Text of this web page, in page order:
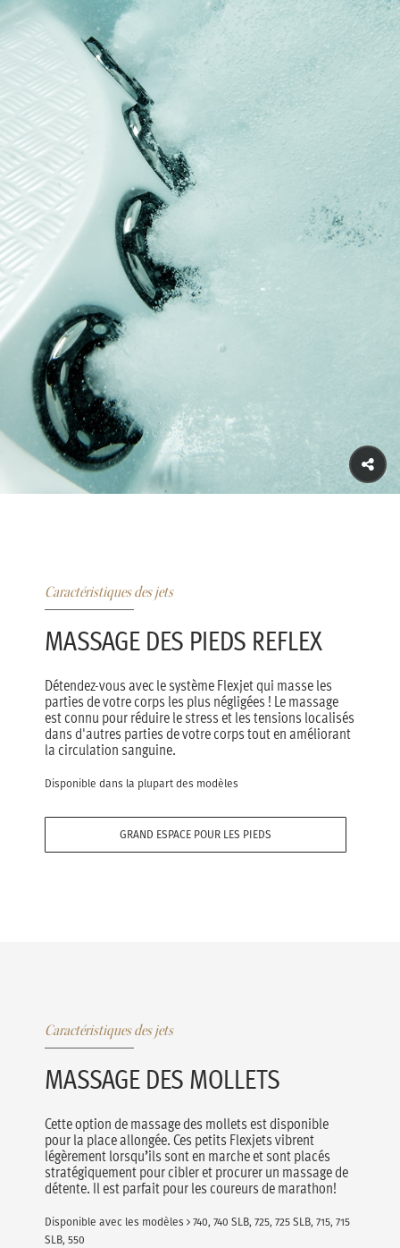
Caractéristiques des jets
MASSAGE DES PIEDS REFLEX
Détendez-vous avec le système Flexjet qui masse les
parties de votre corps les plus négligées ! Le massage
est connu pour réduire le stress et les tensions localisés
dans d'autres parties de votre corps tout en améliorant
la circulation sanguine.
Disponible dans la plupart des modèles
GRAND ESPACE POUR LES PIEDS
Caractéristiques des jets
MASSAGE DES MOLLETS
Cette option de massage des mollets est disponible
pour la place allongée. Ces petits Flexjets vibrent
légèrement lorsqu’ils sont en marche et sont placés
stratégiquement pour cibler et procurer un massage de
détente. Il est parfait pour les coureurs de marathon!
Disponible avec les modèles
740, 740 SLB, 725, 725 SLB, 715, 715
SLB, 550